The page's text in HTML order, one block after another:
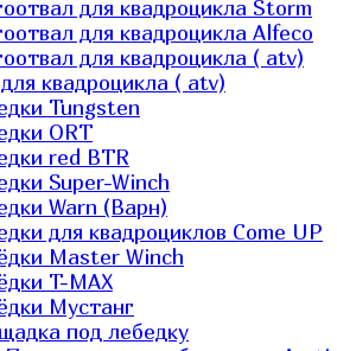
для квадроцикла Storm
для квадроцикла Alfeco
для квадроцикла ( atv)
квадроцикла ( atv)
Tungsten
ORT
red BTR
Super-Winch
Warn (Варн)
для квадроциклов Come UP
Master Winch
T-MAX
Мустанг
под лебедку